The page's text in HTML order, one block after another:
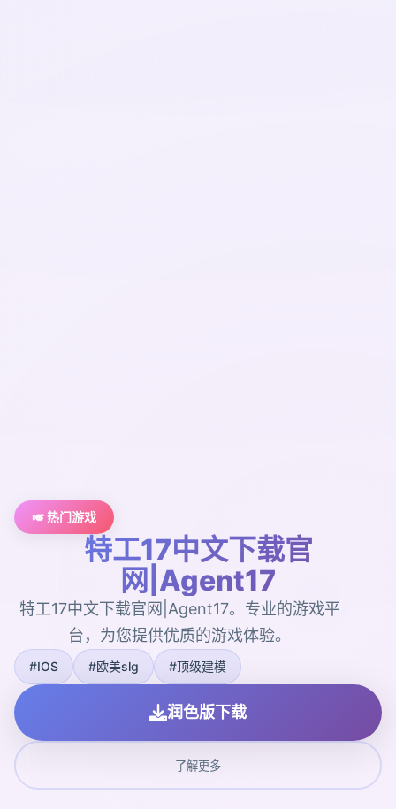
🎺 热门游戏
特工17中文下载官
网|Agent17
特工17中文下载官网|Agent17。专业的游戏平
台，为您提供优质的游戏体验。
#IOS #欧美slg #顶级建模
润色版下载
了解更多